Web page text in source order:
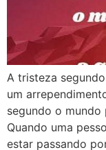
A tristeza
um
segundo o mundo
Quando uma
estar passando